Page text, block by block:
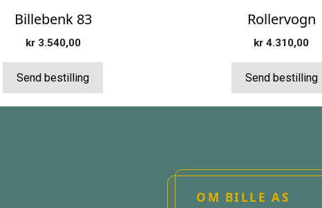
Billebenk 83
kr3.540,00
Send bestilling
Rollervogn
kr 4.310,00
Send bestilling
OM BILLE AS